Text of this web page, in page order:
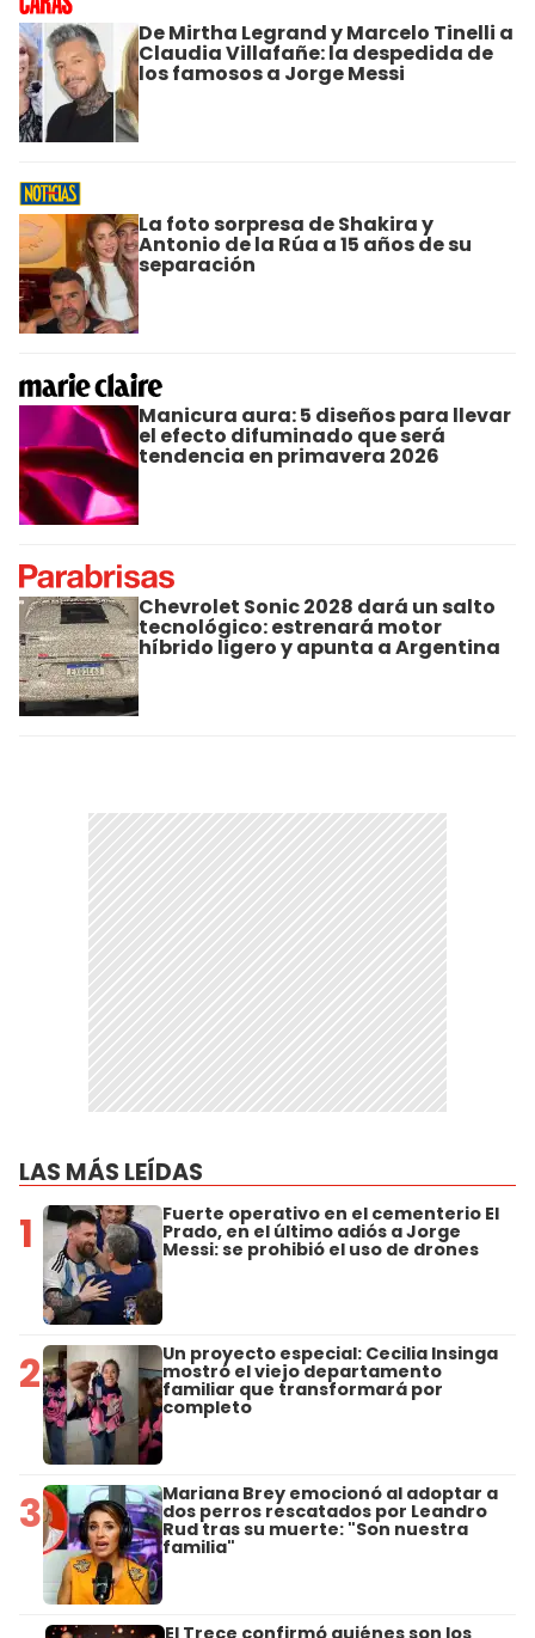
De Mirtha Legrand y Marcelo Tinelli a
Claudia Villafañe: la despedida de
los famosos a Jorge Messi
La foto sorpresa de Shakira y
Antonio de la Rúa a 15 años de su
separación
Manicura aura: 5 diseños para llevar
el efecto difuminado que será
tendencia en primavera 2026
Chevrolet Sonic 2028 dará un salto
tecnológico: estrenará motor
híbrido ligero y apunta a Argentina
LAS MÁS LEÍDAS
1 Fuerte operativo en el cementerio El
Prado, en el último adiós a Jorge
Messi: se prohibió el uso de drones
2 Un proyecto especial: Cecilia Insinga
mostró el viejo departamento
familiar que transformará por
completo
3 Mariana Brey emocionó al adoptar a
dos perros rescatados por Leandro
Rud tras su muerte: "Son nuestra
familia"